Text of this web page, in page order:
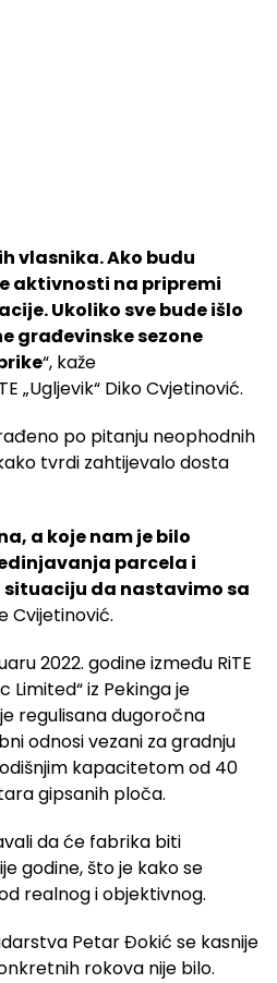
vlasnika. Ako budu
aktivnosti na pripremi
Ukoliko sve bude išlo
građevinske sezone
“, kaže
„Ugljevik“ Diko Cvjetinović.
po pitanju neophodnih
tvrdi zahtijevalo dosta
a koje nam je bilo
parcela i
situaciju da nastavimo sa
Cvijetinović.
2022. godine između RiTE
Limited“ iz Pekinga je
regulisana dugoročna
odnosi vezani za gradnju
kapacitetom od 40
gipsanih ploča.
da će fabrika biti
godine, što je kako se
realnog i objektivnog.
Petar Đokić se kasnije
rokova nije bilo.